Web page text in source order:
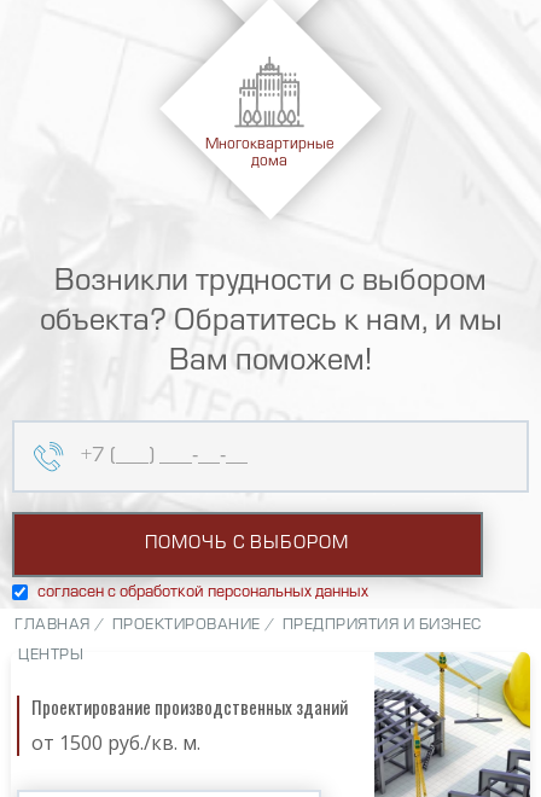
Многоквартирные
дома
Возникли трудности с выбором
объекта? Обратитесь к нам, и мы
Вам поможем!
согласен с обработкой персональных данных
ГЛАВНАЯ / ПРОЕКТИРОВАНИЕ / ПРЕДПРИЯТИЯ И БИЗНЕС
ЦЕНТРЫ
Проектирование производственных зданий
от 1500 руб./кв. м.